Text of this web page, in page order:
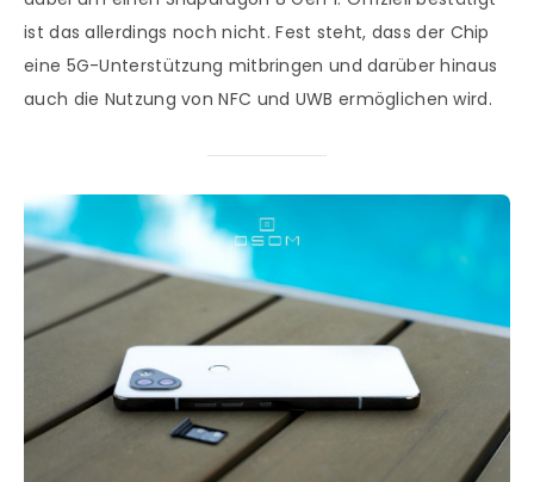
ist das allerdings noch nicht. Fest steht, dass der Chip
eine 5G-Unterstützung mitbringen und darüber hinaus
auch die Nutzung von NFC und UWB ermöglichen wird.